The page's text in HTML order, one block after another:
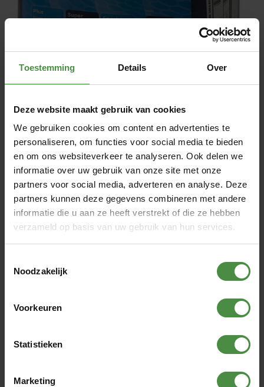
Toestemming Details Over
Deze website maakt gebruik van cookies
We gebruiken cookies om content en advertenties te
personaliseren, om functies voor social media te bieden
en om ons websiteverkeer te analyseren. Ook delen we
informatie over uw gebruik van onze site met onze
partners voor social media, adverteren en analyse. Deze
partners kunnen deze gegevens combineren met andere
informatie die u aan ze heeft verstrekt of die ze hebben
verzameld op basis van uw gebruik van hun services.
Noodzakelijk
Voorkeuren
Statistieken
Marketing
Dit leest u in dit artikel:
Attends Cover Dri bed onderleggers: hulp bij ongelukjes
Wie gebruiken Attends Cover Dri bed onderleggers?
De eigenschappen van Attends Cover Dri bed onderleggers
Enkele kenmerken van de Attends Cover Dri
Iedereen doet natuurlijk zijn uiterste best om met het juiste
te voorkomen. Toch heeft ook bijna iedereen wel eens een
waarbij
verwisselen van een product. Of wanneer er te lang is
gewacht met verschonen, waardoor er wat urine in de